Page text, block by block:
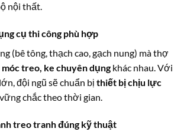
nội thất.
cụ thi công phù hợp
(bê tông, thạch cao, gạch nung) mà thợ
treo, ke chuyên dụng khác nhau. Với
đội ngũ sẽ chuẩn bị thiết bị chịu lực
chắc theo thời gian.
treo tranh đúng kỹ thuật